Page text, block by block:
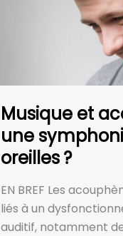
Musique et
une
oreilles ?
EN BREF Les
liés à un
auditif, notamment